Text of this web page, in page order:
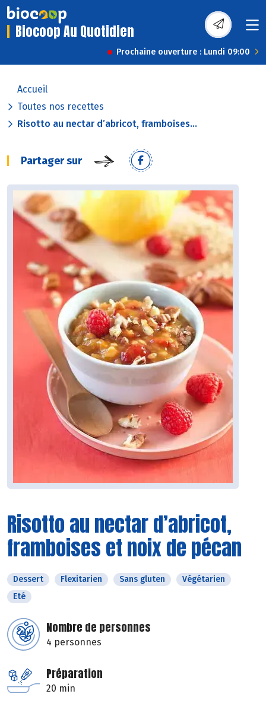
Biocoop Au Quotidien
Prochaine ouverture : Lundi 09:00
Accueil
Toutes nos recettes
Risotto au nectar d’abricot, framboises...
Partager sur
Risotto au nectar d’abricot,
framboises et noix de pécan
Dessert Flexitarien Sans gluten
Végétarien
Eté
Nombre de personnes
4 personnes
Préparation
20 min